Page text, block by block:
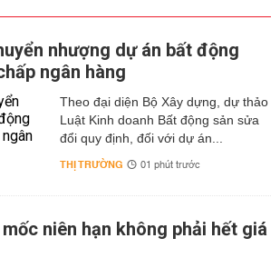
nhượng dự án bất động
ngân hàng
Theo đại diện Bộ Xây dựng, dự thảo
Luật Kinh doanh Bất động sản sửa
đổi quy định, đối với dự án...
THỊ TRƯỜNG 01 phút trước
niên hạn không phải hết giá